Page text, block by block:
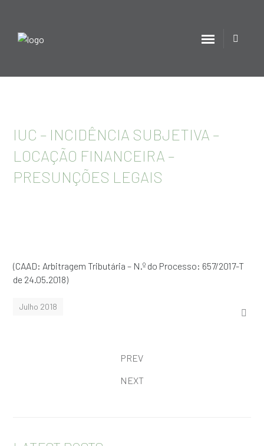
IUC – INCIDÊNCIA SUBJETIVA –
LOCAÇÃO FINANCEIRA –
PRESUNÇÕES LEGAIS
(CAAD: Arbitragem Tributária – N.º do Processo: 657/2017-T
de 24.05.2018)
Julho 2018
PREV
NEXT